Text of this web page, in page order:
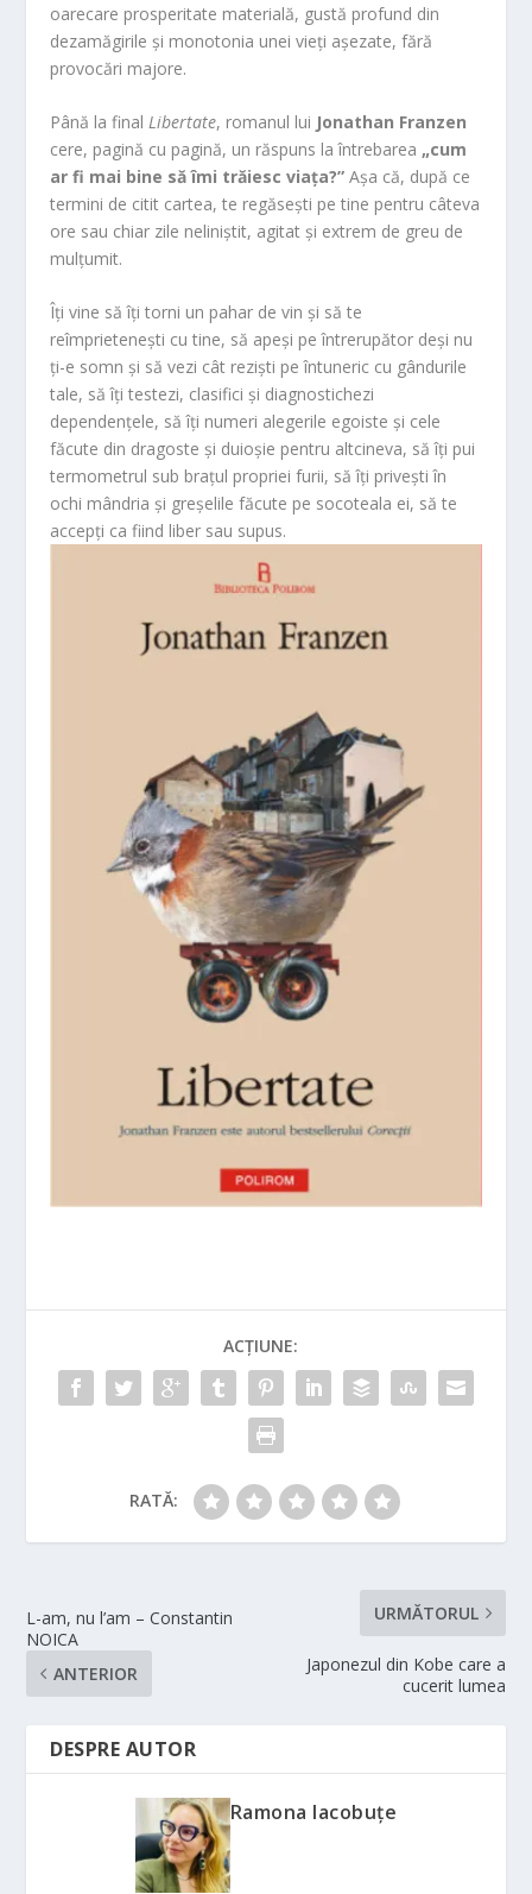
oarecare prosperitate materială, gustă profund din
dezamăgirile și monotonia unei vieți așezate, fără
provocări majore.
Până la finalLibertate, romanul lui Jonathan Franzen
cere, pagină cu pagină, un răspuns la întrebarea „cum
ar fi mai bine să îmi trăiesc viața?” Așa că, după ce
termini de citit cartea, te regăsești pe tine pentru câteva
ore sau chiar zile neliniștit, agitat și extrem de greu de
mulțumit.
Îți vine să îți torni un pahar de vin și să te
reîmprietenești cu tine, să apeși pe întrerupător deși nu
ți-e somn și să vezi cât reziști pe întuneric cu gândurile
tale, să îți testezi, clasifici și diagnostichezi
dependențele, să îți numeri alegerile egoiste și cele
făcute din dragoste și duioșie pentru altcineva, să îți pui
termometrul sub brațul propriei furii, să îți privești în
ochi mândria și greșelile făcute pe socoteala ei, să te
accepți ca fiind liber sau supus.
ACȚIUNE:
RATĂ:
L-am, nu l’am – Constantin
NOICA
ANTERIOR
URMĂTORUL
Japonezul din Kobe care a
cucerit lumea
DESPRE AUTOR
Ramona Iacobuțe